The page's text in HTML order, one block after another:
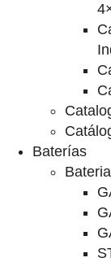
Baterías